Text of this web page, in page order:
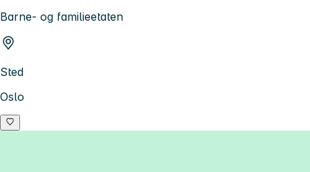
Barne- og familieetaten
Sted
Oslo